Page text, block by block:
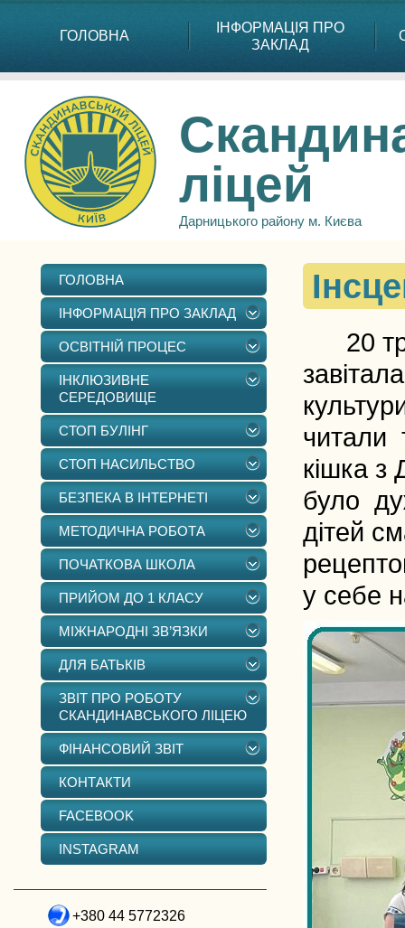
ГОЛОВНА
ІНФОРМАЦІЯ ПРО
ЗАКЛАД
ліцей
Дарницького району м. Києва
ГОЛОВНА
ІНФОРМАЦІЯ ПРО ЗАКЛАД
ОСВІТНІЙ ПРОЦЕС
ІНКЛЮЗИВНЕ
СЕРЕДОВИЩЕ
СТОП БУЛІНГ
СТОП НАСИЛЬСТВО
БЕЗПЕКА В ІНТЕРНЕТІ
МЕТОДИЧНА РОБОТА
ПОЧАТКОВА ШКОЛА
ПРИЙОМ ДО 1 КЛАСУ
МІЖНАРОДНІ ЗВ’ЯЗКИ
ДЛЯ БАТЬКІВ
ЗВІТ ПРО РОБОТУ
СКАНДИНАВСЬКОГО ЛІЦЕЮ
ФІНАНСОВИЙ ЗВІТ
КОНТАКТИ
FACEBOOK
INSTAGRAM
+380 44 5772326
20
читали
кішка
було
дітей
у себе